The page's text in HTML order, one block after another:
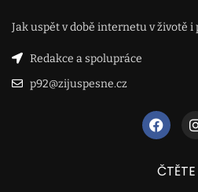
Jak uspět v době internetu v životě i
Redakce a spolupráce
p92@zijuspesne.cz
ČTĚTE